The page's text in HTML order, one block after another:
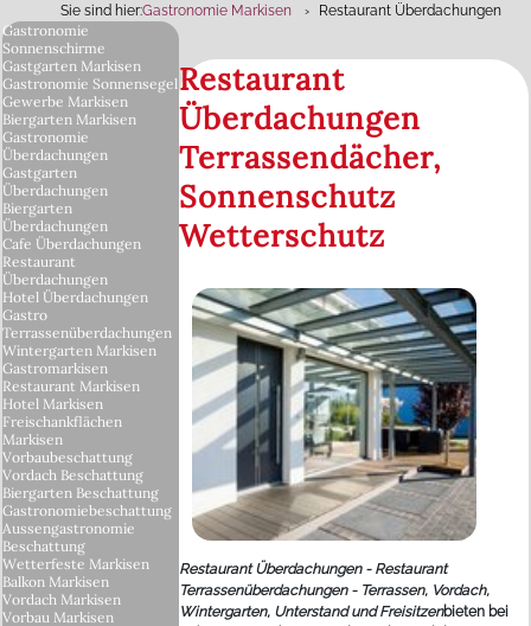
Sie sind hier:Gastronomie Markisen Restaurant Überdachungen
Restaurant
Überdachungen
Terrassendächer,
Sonnenschutz
Wetterschutz
Restaurant Überdachungen - Restaurant
Terrassenüberdachungen - Terrassen, Vordach,
Wintergarten, Unterstand und Freisitzenbieten bei
Gastronomie
Sonnenschirme
Gastgarten Markisen
Gastronomie Sonnensegel
Gewerbe Markisen
Biergarten Markisen
Gastronomie
Überdachungen
Gastgarten
Überdachungen
Biergarten
Überdachungen
Cafe Überdachungen
Restaurant
Überdachungen
Hotel Überdachungen
Gastro
Terrassenüberdachungen
Wintergarten Markisen
Gastromarkisen
Restaurant Markisen
Hotel Markisen
Freischankflächen
Markisen
Vorbaubeschattung
Vordach Beschattung
Biergarten Beschattung
Gastronomiebeschattung
Aussengastronomie
Beschattung
Wetterfeste Markisen
Balkon Markisen
Vordach Markisen
Vorbau Markisen